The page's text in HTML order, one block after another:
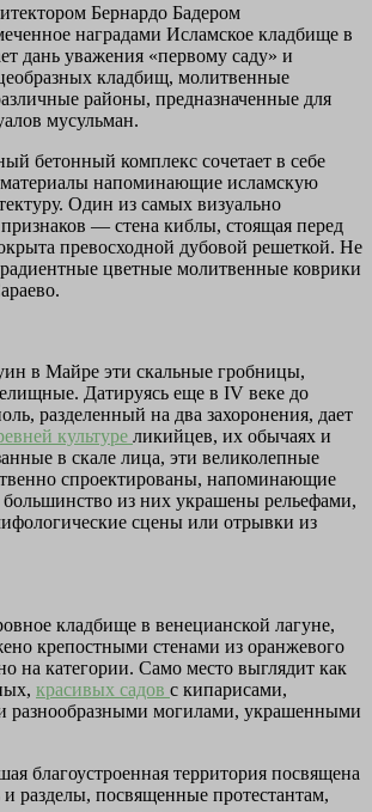
Бернардо Бадером
наградами Исламское кладбище в
дань уважения «первому саду» и
кладбищ, молитвенные
районы, предназначенные для
мусульман.
бетонный комплекс сочетает в себе
напоминающие исламскую
Один из самых визуально
— стена киблы, стоящая перед
превосходной дубовой решеткой. Не
цветные молитвенные коврики
в Майре эти скальные гробницы,
Датируясь еще в IV веке до
разделенный на два захоронения, дает
культуре ликийцев, их обычаях и
в скале лица, эти великолепные
спроектированы, напоминающие
из них украшены рельефами,
сцены или отрывки из
кладбище в венецианской лагуне,
крепостными стенами из оранжевого
на категории. Само место выглядит как
красивых садов с кипарисами,
разнообразными могилами, украшенными
благоустроенная территория посвящена
и разделы, посвященные протестантам,